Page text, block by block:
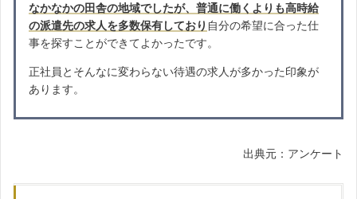
なかなかの田舎の地域でしたが、普通に働くよりも高時給
の派遣先の求人を多数保有しており 自分の希望に合った仕
事を探すことができてよかったです。
正社員とそんなに変わらない待遇の求人が多かった印象が
あります。
出典元：アンケート